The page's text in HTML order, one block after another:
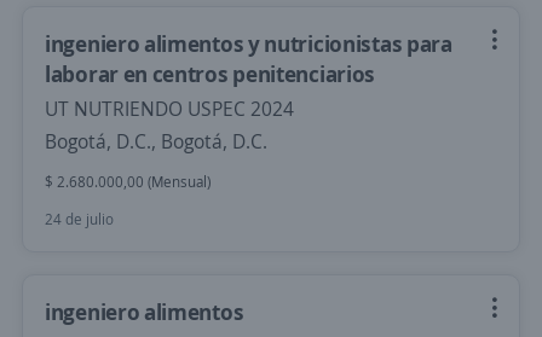
ingeniero alimentos y nutricionistas para
laborar en centros penitenciarios
UT NUTRIENDO USPEC 2024
Bogotá, D.C., Bogotá, D.C.
$ 2.680.000,00 (Mensual)
24 de julio
ingeniero alimentos